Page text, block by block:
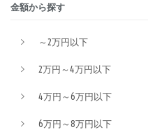
金額から探す
～2万円以下
2万円～4万円以下
4万円～6万円以下
6万円～8万円以下